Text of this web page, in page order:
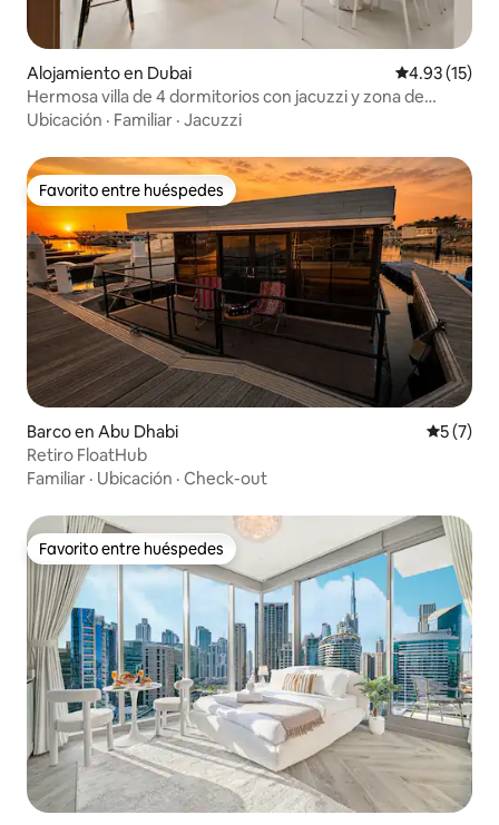
Alojamiento en Dubai Calificación
4.93 (15)
Hermosa villa de 4 dormitorios con jacuzzi y zona de
barbacoa
Ubicación · Familiar · Jacuzzi
Favorito entre huéspedes
Favorito entre huéspedes
Barco en Abu Dhabi
5 (7)
Retiro FloatHub
Familiar · Ubicación · Check-out
Favorito entre huéspedes
Favorito entre huéspedes